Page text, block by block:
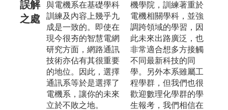
誤解
之處
與電機系在基礎學科
訓練及內容上幾乎九
成是一致的。即使在
現今很夯的智慧電網
研究方面，網路通訊
技術亦佔有其很重要
的地位。因此，選擇
通訊系等於是選擇了
電機系，讓你的未來
立於不敗之地。
機學院，訓練著重於
電機相關學科，並強
調跨領域的學習，因
此未來出路廣泛，也
非常適合想多方接觸
不同最新科技的同
學。另外本系雖屬工
程學群，但我們也很
歡迎數理化學群的學
生報考，我們相信在